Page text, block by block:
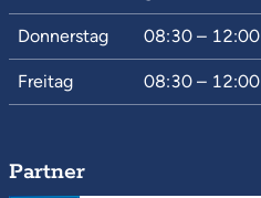
Donnerstag 08:30 – 12:00
Freitag 08:30 – 12:00
Partner